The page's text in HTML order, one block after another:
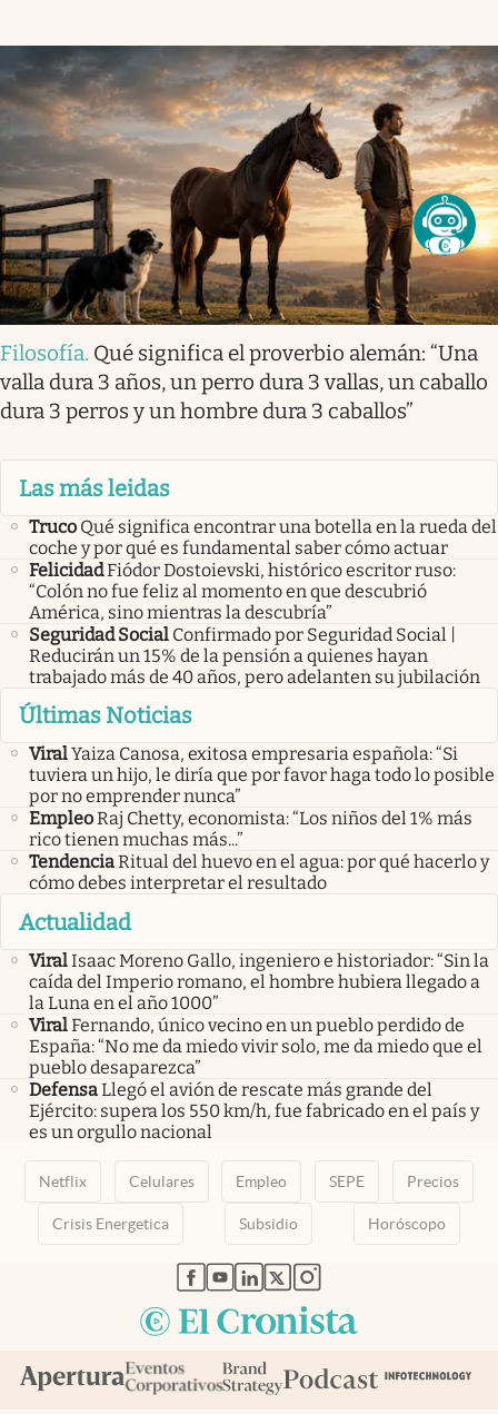
Filosofía. Qué significa el proverbio alemán: “Una
valla dura 3 años, un perro dura 3 vallas, un caballo
dura 3 perros y un hombre dura 3 caballos”
Las más leidas
Truco Qué significa encontrar una botella en la rueda del
coche y por qué es fundamental saber cómo actuar
FelicidadFiódor Dostoievski, histórico escritor ruso:
“Colón no fue feliz al momento en que descubrió
América, sino mientras la descubría”
Seguridad Social Confirmado por Seguridad Social |
Reducirán un 15% de la pensión a quienes hayan
trabajado más de 40 años, pero adelanten su jubilación
Últimas Noticias
ViralYaiza Canosa, exitosa empresaria española: “Si
tuviera un hijo, le diría que por favor haga todo lo posible
por no emprender nunca”
EmpleoRaj Chetty, economista: “Los niños del 1% más
rico tienen muchas más...”
TendenciaRitual del huevo en el agua: por qué hacerlo y
cómo debes interpretar el resultado
Actualidad
ViralIsaac Moreno Gallo, ingeniero e historiador: “Sin la
caída del Imperio romano, el hombre hubiera llegado a
la Luna en el año 1000”
ViralFernando, único vecino en un pueblo perdido de
España: “No me da miedo vivir solo, me da miedo que el
pueblo desaparezca”
DefensaLlegó el avión de rescate más grande del
Ejército: supera los 550 km/h, fue fabricado en el país y
es un orgullo nacional
Netflix Celulares Empleo SEPE Precios
Crisis Energetica Subsidio Horóscopo
abre en nueva pestaña
abre en nueva pestaña
abre en nueva pestaña
abre en nueva pestaña
abre en nueva pestaña